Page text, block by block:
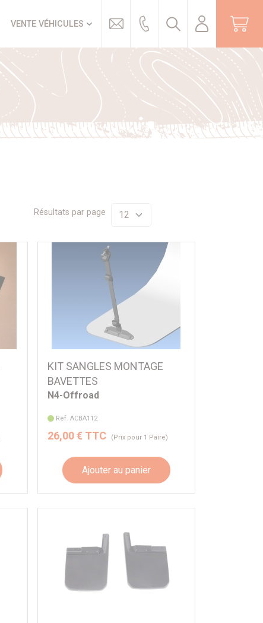
VENTE VÉHICULES
Résultats par page
KIT SANGLES MONTAGE
BAVETTES
N4-Offroad
Réf. ACBA112
26,00 € TTC (Prix pour 1 Paire)
Ajouter au panier